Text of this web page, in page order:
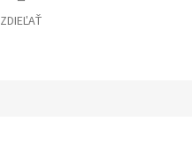
ZDIEĽAŤ